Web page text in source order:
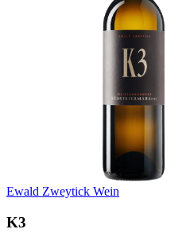
Ewald Zweytick Wein
K3